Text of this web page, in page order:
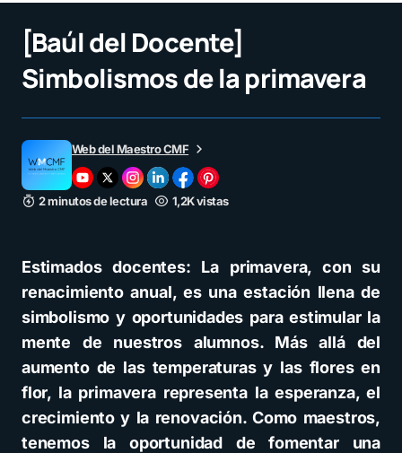
[Baúl del Docente]
Simbolismos de la primavera
Web del Maestro CMF
2 minutos de lectura 1,2K vistas
Estimados docentes: La primavera, con su
renacimiento anual, es una estación llena de
simbolismo y oportunidades para estimular la
mente de nuestros alumnos. Más allá del
aumento de las temperaturas y las flores en
flor, la primavera representa la esperanza, el
crecimiento y la renovación. Como maestros,
tenemos la oportunidad de fomentar una